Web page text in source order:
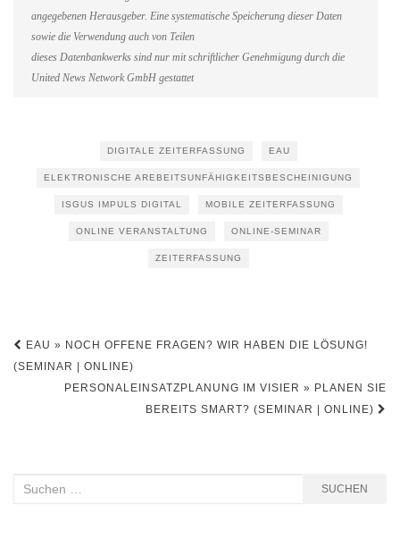
angegebenen Herausgeber. Eine systematische Speicherung dieser Daten
sowie die Verwendung auch von Teilen
dieses Datenbankwerks sind nur mit schriftlicher Genehmigung durch die
United News Network GmbH gestattet
DIGITALE ZEITERFASSUNG EAU
ELEKTRONISCHE AREBEITSUNFÄHIGKEITSBESCHEINIGUNG
ISGUS IMPULS DIGITAL MOBILE ZEITERFASSUNG
ONLINE VERANSTALTUNG ONLINE-SEMINAR
ZEITERFASSUNG
Beitragsnavigation
EAU » NOCH OFFENE FRAGEN? WIR HABEN DIE LÖSUNG!
(SEMINAR | ONLINE)
PERSONALEINSATZPLANUNG IM VISIER » PLANEN SIE
BEREITS SMART? (SEMINAR | ONLINE)
Suchen
SUCHEN